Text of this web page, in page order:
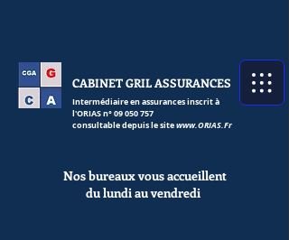
CABINET GRIL ASSURANCES
Nos bureaux vous accueillent
du lundi auvendredi
Intermédiaire en assurances inscrit à
l'ORIAS n°09 050 757
consultable depuis le sitewww.ORIAS.Fr